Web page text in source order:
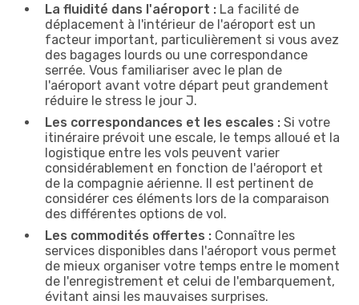
La fluidité dans l'aéroport : La facilité de
déplacement à l'intérieur de l'aéroport est un
facteur important, particulièrement si vous avez
des bagages lourds ou une correspondance
serrée. Vous familiariser avec le plan de
l'aéroport avant votre départ peut grandement
réduire le stress le jour J.
Les correspondances et les escales : Si votre
itinéraire prévoit une escale, le temps alloué et la
logistique entre les vols peuvent varier
considérablement en fonction de l'aéroport et
de la compagnie aérienne. Il est pertinent de
considérer ces éléments lors de la comparaison
des différentes options de vol.
Les commodités offertes : Connaître les
services disponibles dans l'aéroport vous permet
de mieux organiser votre temps entre le moment
de l'enregistrement et celui de l'embarquement,
évitant ainsi les mauvaises surprises.